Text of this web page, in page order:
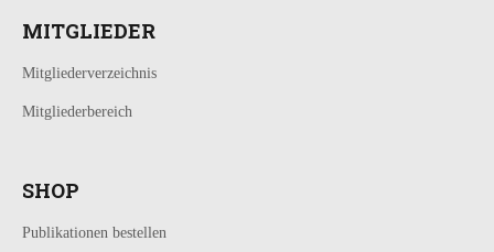
MITGLIEDER
Mitgliederverzeichnis
Mitgliederbereich
SHOP
Publikationen bestellen